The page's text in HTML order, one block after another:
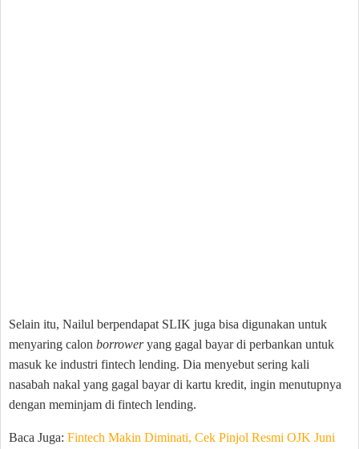
Selain itu, Nailul berpendapat SLIK juga bisa digunakan untuk
menyaring calon borroweryang gagal bayar di perbankan untuk
masuk ke industri fintech lending. Dia menyebut sering kali
nasabah nakal yang gagal bayar di kartu kredit, ingin menutupnya
dengan meminjam di fintech lending.
Baca Juga: Fintech Makin Diminati, Cek Pinjol Resmi OJK Juni